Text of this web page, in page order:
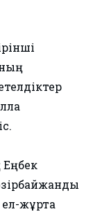
Еңбек
жұртқа